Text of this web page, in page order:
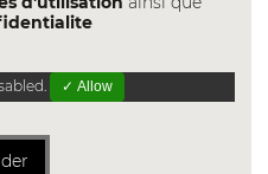
✓ Allow